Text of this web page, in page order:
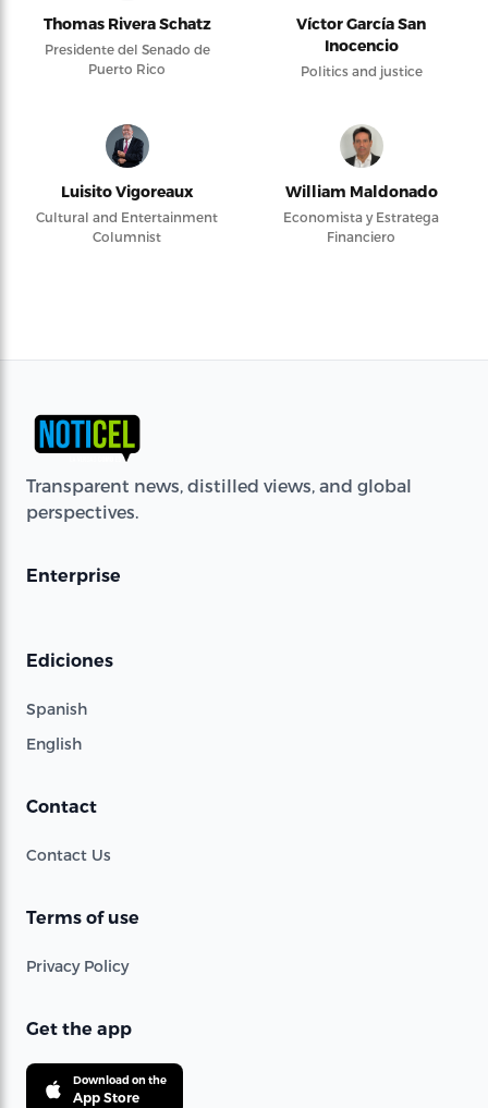
Thomas Rivera Schatz
Presidente del Senado de
Puerto Rico
Víctor García San
Inocencio
Politics and justice
Luisito Vigoreaux
Cultural and Entertainment
Columnist
William Maldonado
Economista y Estratega
Financiero
Transparent news, distilled views, and global
perspectives.
Enterprise
Ediciones
Spanish
English
Contact
Contact Us
Terms of use
Privacy Policy
Get the app
Download on the
App Store